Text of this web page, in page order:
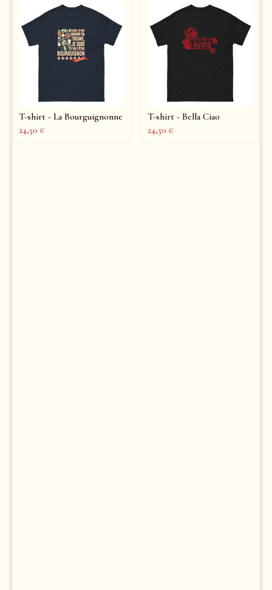
T-shirt - La Bourguignonne
24,50 €
T-shirt - Bella Ciao
24,50 €